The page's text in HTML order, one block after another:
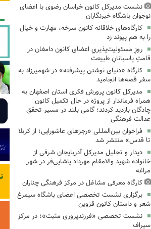
نشست مدیرکل کانون خراسان رضوی با اعضای
نوجوان باشگاه خبرنگاران
کارگاه‌های خلاقانه کانون سرخه، مهارت و خیال
را به هم پیوند زد
روزِ مسئولیت‌پذیریِ اعضای کانون دامغان در
قامتِ پاسبانانِ طبیعت
کارگاه «دنیای نوشتن پیشرفته» در شهمیرزاد به
سفر قصه‌ها انجامید
مدیرکل کانون پرورش فکری استان اصفهان به
همراه فرماندار از پروژه در حال تکمیل کانون
چادگان بازدید کردند؛ گامی بلند در مسیر تحقق
عدالت فرهنگی
فراخوان بین‌المللی «رجزهای عاشورایی؛ از کربلا
تا قدس» منتشر شد
دیدار و تجلیل مدیرکل آذربایجان شرقی از
خانواده شهید والامقام مهرداد پاشایی‌فر در شهر
مراغه
کارگاه معرفی مشاغل در مرکز فرهنگی چناران
برگزاری نشست تخصصی اعضای باشگاه سیمرغ
شعر و داستان کانون قزوین
نشست تخصصی «فرزندپروری مثبت»؛ در مرکز
سیراف